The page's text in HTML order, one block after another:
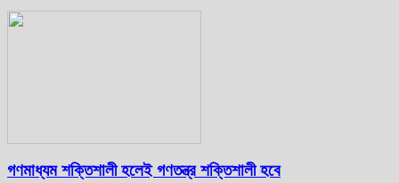
গণমাধ্যম শক্তিশালী হলেই গণতন্ত্র শক্তিশালী হবে